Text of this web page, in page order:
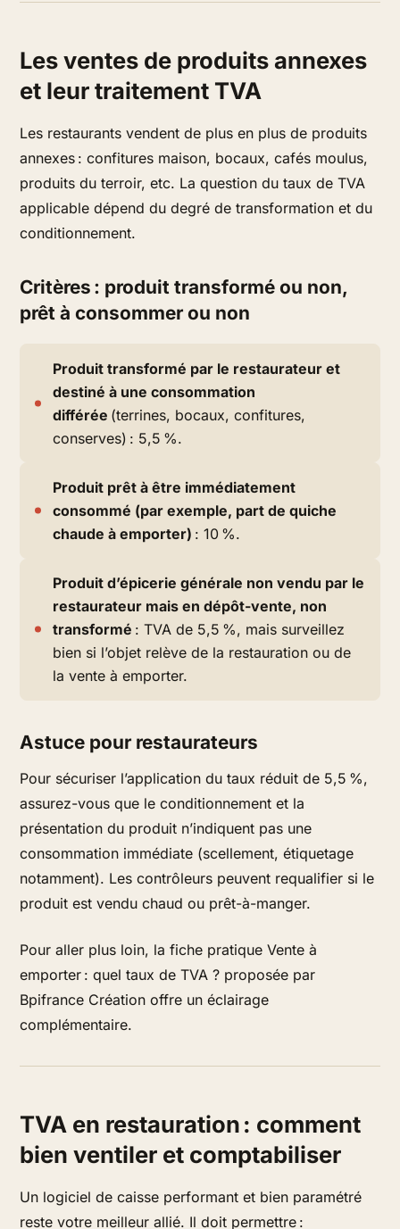
Les ventes de produits annexes
et leur traitement TVA
Les restaurants vendent de plus en plus de produits
annexes : confitures maison, bocaux, cafés moulus,
produits du terroir, etc. La question du taux de TVA
applicable dépend du degré de transformation et du
conditionnement.
Critères : produit transformé ou non,
prêt à consommer ou non
Produit transformé par le restaurateur et
destiné à une consommation
différée (terrines, bocaux, confitures,
conserves) : 5,5 %.
Produit prêt à être immédiatement
consommé (par exemple, part de quiche
chaude à emporter) : 10 %.
Produit d’épicerie générale non vendu par le
restaurateur mais en dépôt-vente, non
transformé : TVA de 5,5 %, mais surveillez
bien si l’objet relève de la restauration ou de
la vente à emporter.
Astuce pour restaurateurs
Pour sécuriser l’application du taux réduit de 5,5 %,
assurez-vous que le conditionnement et la
présentation du produit n’indiquent pas une
consommation immédiate (scellement, étiquetage
notamment). Les contrôleurs peuvent requalifier si le
produit est vendu chaud ou prêt-à-manger.
Pour aller plus loin, la fiche pratique Vente à
emporter : quel taux de TVA ? proposée par
Bpifrance Création offre un éclairage
complémentaire.
TVA en restauration : comment
bien ventiler et comptabiliser
Un logiciel de caisse performant et bien paramétré
reste votre meilleur allié. Il doit permettre :